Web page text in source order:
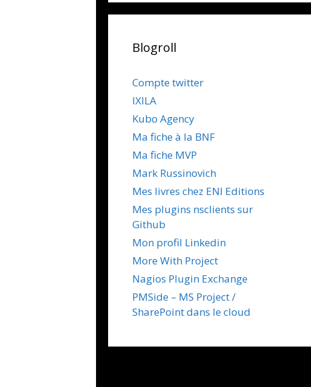
Blogroll
Compte twitter
IXILA
Kubo Agency
Ma fiche à la BNF
Ma fiche MVP
Mark Russinovich
Mes livres chez ENI Editions
Mes plugins nsclients sur
Github
Mon profil Linkedin
More With Project
Nagios Plugin Exchange
PMSide – MS Project /
SharePoint dans le cloud